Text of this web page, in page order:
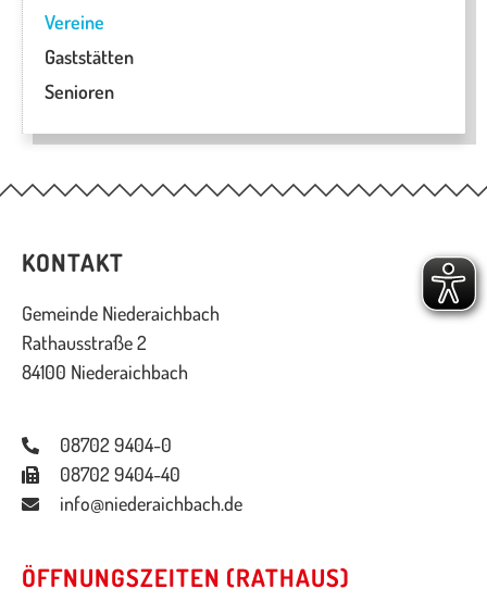
Vereine
Gaststätten
Senioren
KONTAKT
Gemeinde Niederaichbach
Rathausstraße 2
84100 Niederaichbach
08702 9404-0
08702 9404-40
info@niederaichbach.de
ÖFFNUNGSZEITEN (RATHAUS)